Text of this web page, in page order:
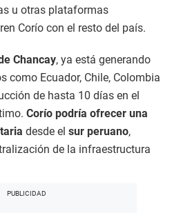
u otras plataformas
Corío con el resto del país.
Chancay, ya está generando
como Ecuador, Chile, Colombia
de hasta 10 días en el
Corío podría ofrecer una
desde el sur peruano,
de la infraestructura